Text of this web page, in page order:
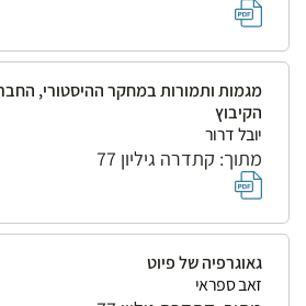
מגמות ותמורות במחקר ההיסטורי,
הקיבוץ
יובל דרור
מתוך: קתדרה גיליון 77
גאוגרפיה של פיוט
זאב ספראי